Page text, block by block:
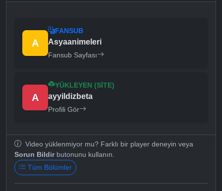
A
FANSUB
Asyaanimeleri
Fansub Sayfası
A
YÜKLEYEN (SITE)
ayyildizbeta
Profili Gör
Video yüklenmiyor mu? Farklı bir player deneyin veya
Sorun Bildirbutonunu kullanın.
Tüm Bölümler